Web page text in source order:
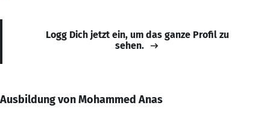
Logg Dich jetzt ein, um das ganze Profil zu
sehen.
Ausbildung von Mohammed Anas